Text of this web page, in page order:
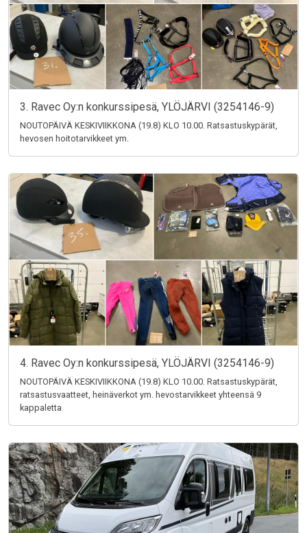
3. Ravec Oy:n konkurssipesä, YLÖJÄRVI (3254146-9)
NOUTOPÄIVÄ KESKIVIIKKONA (19.8) KLO 10.00. Ratsastuskypärät,
hevosen hoitotarvikkeet ym.
4. Ravec Oy:n konkurssipesä, YLÖJÄRVI (3254146-9)
NOUTOPÄIVÄ KESKIVIIKKONA (19.8) KLO 10.00. Ratsastuskypärät,
ratsastusvaatteet, heinäverkot ym. hevostarvikkeet yhteensä 9
kappaletta